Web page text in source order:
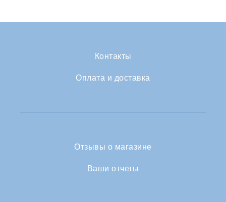
Контакты
Оплата и доставка
Отзывы о магазине
Ваши отчеты